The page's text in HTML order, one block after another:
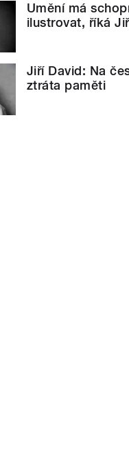
Umění má
ilustrovat, říká
Jiří David: Na
ztráta paměti